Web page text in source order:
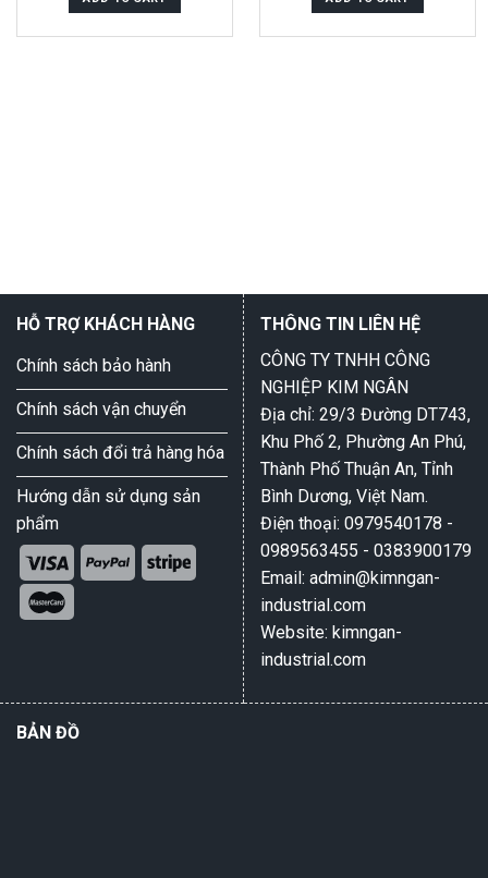
5
5
HỖ TRỢ KHÁCH HÀNG
Chính sách bảo hành
Chính sách vận chuyển
Chính sách đổi trả hàng hóa
Hướng dẫn sử dụng sản
phẩm
THÔNG TIN LIÊN HỆ
CÔNG TY TNHH CÔNG
NGHIỆP KIM NGÂN
Địa chỉ: 29/3 Đường DT743,
Khu Phố 2, Phường An Phú,
Thành Phố Thuận An, Tỉnh
Bình Dương, Việt Nam.
Điện thoại: 0979540178 -
0989563455 - 0383900179
Email: admin@kimngan-
industrial.com
Website: kimngan-
industrial.com
BẢN ĐỒ